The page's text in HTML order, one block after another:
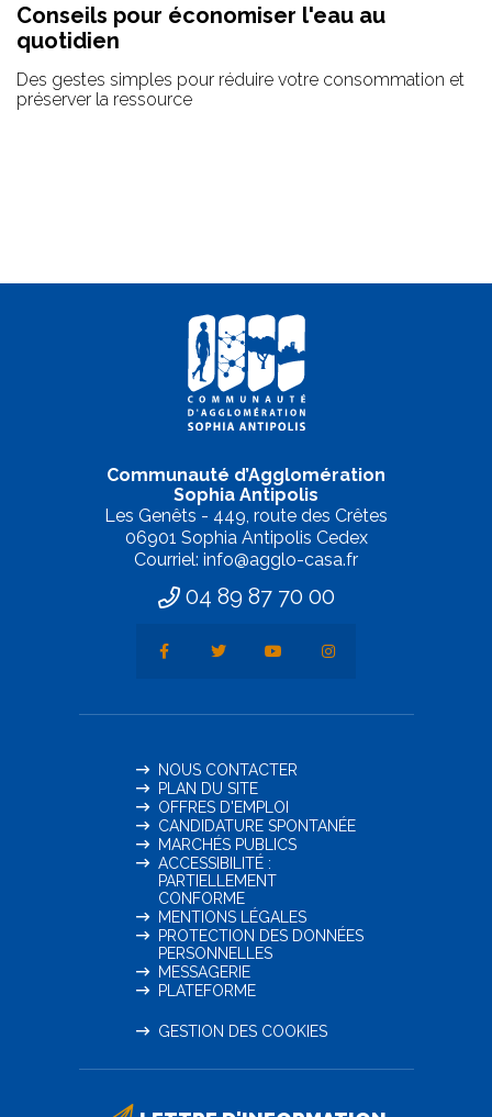
Conseils pour économiser l'eau au
quotidien
Des gestes simples pour réduire votre consommation et
préserver la ressource
Communauté d’Agglomération
Sophia Antipolis
Les Genêts - 449, route des Crêtes
06901 Sophia Antipolis Cedex
Courriel: info@agglo-casa.fr
04 89 87 70 00
NOUS CONTACTER
PLAN DU SITE
OFFRES D'EMPLOI
CANDIDATURE SPONTANÉE
MARCHÉS PUBLICS
ACCESSIBILITÉ :
PARTIELLEMENT
CONFORME
MENTIONS LÉGALES
PROTECTION DES DONNÉES
PERSONNELLES
MESSAGERIE
PLATEFORME
GESTION DES COOKIES